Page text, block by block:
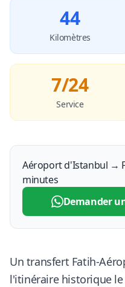
44
Kilomètres
7/24
Service
Aéroport d'Istanbul →
minutes
Demander
Un transfert Fatih-
l'itinéraire historique